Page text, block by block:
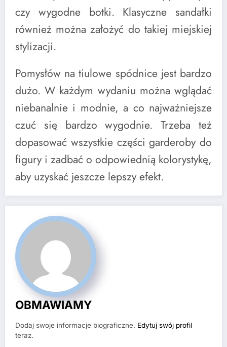
czy wygodne botki. Klasyczne sandałki
również można założyć do takiej miejskiej
stylizacji.
Pomysłów na tiulowe spódnice jest bardzo
dużo. W każdym wydaniu można wglądać
niebanalnie i modnie, a co najważniejsze
czuć się bardzo wygodnie. Trzeba też
dopasować wszystkie części garderoby do
figury i zadbać o odpowiednią kolorystykę,
aby uzyskać jeszcze lepszy efekt.
OBMAWIAMY
Dodaj swoje informacje biograficzne. Edytuj swój profil
teraz.